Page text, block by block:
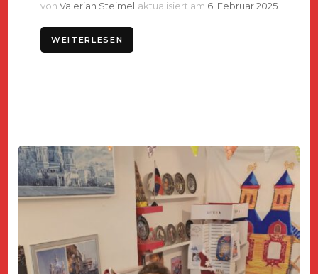
von Valerian Steimel aktualisiert am 6. Februar 2025
WEITERLESEN